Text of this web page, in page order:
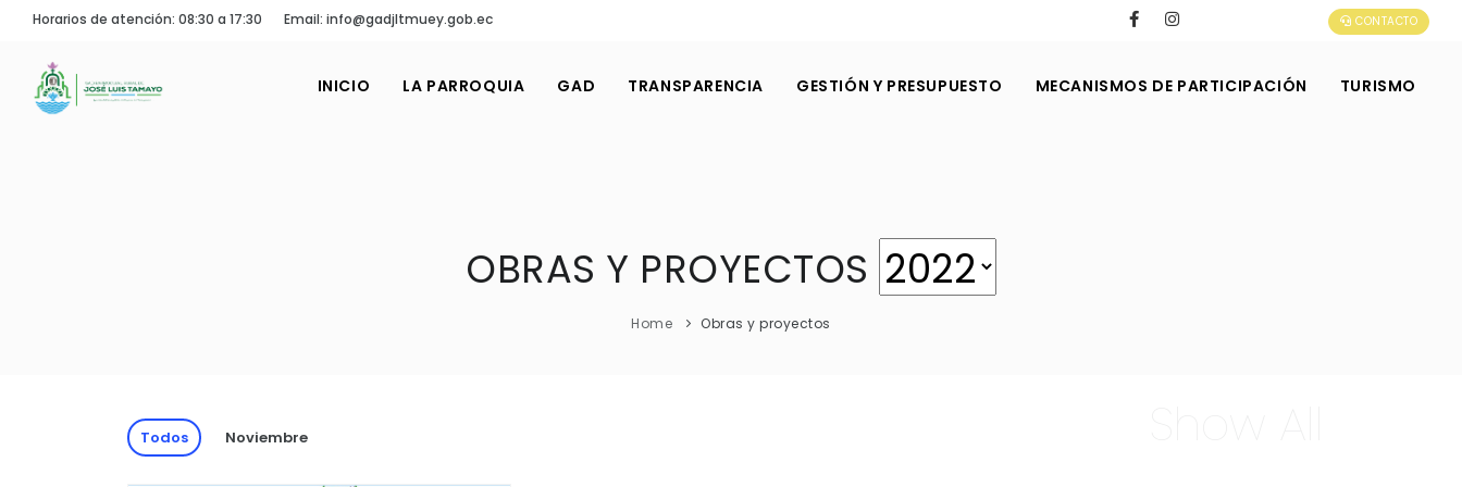
Horarios de atención: 08:30 a 17:30 Email: info@gadjltmuey.gob.ec CONTACTO
INICIO LA PARROQUIA GAD TRANSPARENCIA GESTIÓN Y PRESUPUESTO MECANISMOS DE PARTICIPACIÓN TURISMO
OBRAS Y PROYECTOS
Home Obras y proyectos
Todos Noviembre